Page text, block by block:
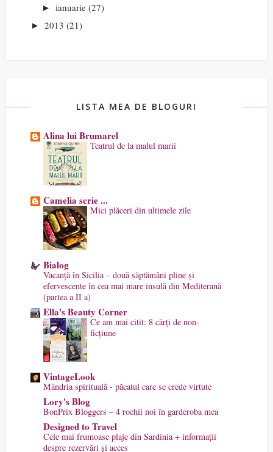
► ianuarie (27)
► 2013 (21)
LISTA MEA DE BLOGURI
Alina lui Brumarel
Teatrul de la malul marii
Camelia scrie ...
Mici plăceri din ultimele zile
Bialog
Vacanță în Sicilia – două săptămâni pline și
efervescente în cea mai mare insulă din Mediterană
(partea a II a)
Ella's Beauty Corner
Ce am mai citit: 8 cărți de non-
ficțiune
VintageLook
Mândria spirituală - păcatul care se crede virtute
Lory's Blog
BonPrix Bloggers – 4 rochii noi în garderoba mea
Designed to Travel
Cele mai frumoase plaje din Sardinia + informații
despre rezervări și acces